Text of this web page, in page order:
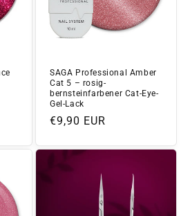
SAGA Professional Amber
Cat 5 – rosig-
bernsteinfarbener Cat-Eye-
Gel-Lack
Normaler
€9,90 EUR